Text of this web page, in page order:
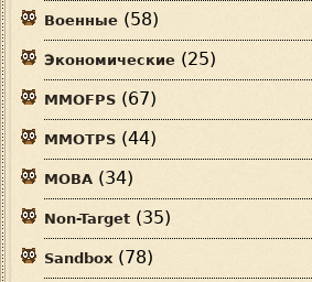
Военные (58)
Экономические (25)
MMOFPS (67)
MMOTPS (44)
MOBA (34)
Non-Target (35)
Sandbox (78)